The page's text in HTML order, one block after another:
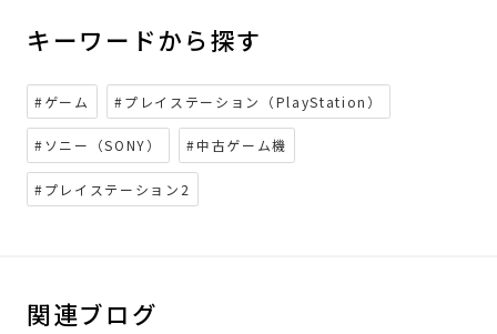
キーワードから探す
#ゲーム #プレイステーション（PlayStation）
#ソニー（SONY） #中古ゲーム機
#プレイステーション2
関連ブログ